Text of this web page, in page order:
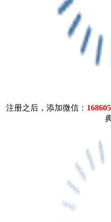
注册之后，添加微信：